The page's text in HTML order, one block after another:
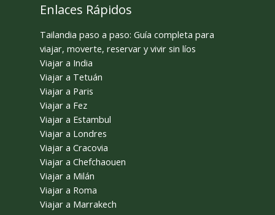
Enlaces Rápidos
Tailandia paso a paso: Guía completa para
viajar, moverte, reservar y vivir sin líos
Viajar a India
Viajar a Tetuán
Viajar a Paris
Viajar a Fez
Viajar a Estambul
Viajar a Londres
Viajar a Cracovia
Viajar a Chefchaouen
Viajar a Milán
Viajar a Roma
Viajar a Marrakech